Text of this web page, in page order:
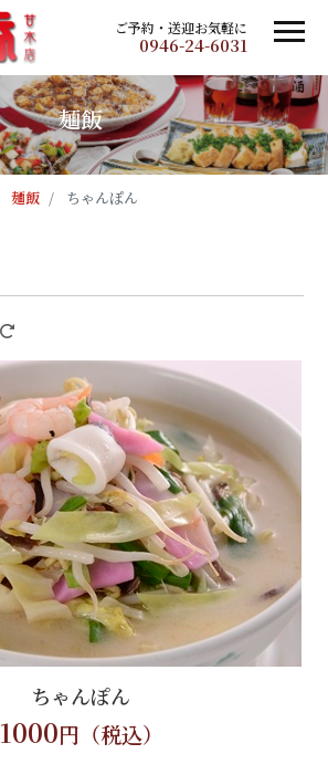
ご予約・送迎お気軽に
0946-24-6031
麺飯
麺飯 ちゃんぽん
ちゃんぽん
1000円（税込）